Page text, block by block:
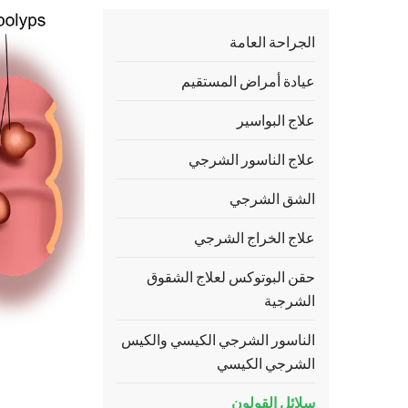
الجراحة العامة
عيادة أمراض المستقيم
علاج البواسير
علاج الناسور الشرجي
الشق الشرجي
علاج الخراج الشرجي
حقن البوتوكس لعلاج الشقوق
الشرجية
الناسور الشرجي الكيسي والكيس
الشرجي الكيسي
سلائل القولون